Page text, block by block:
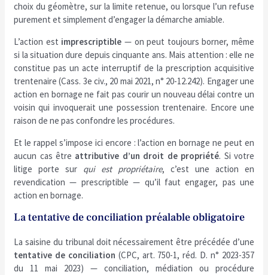
choix du géomètre, sur la limite retenue, ou lorsque l’un refuse
purement et simplement d’engager la démarche amiable.
L’action est imprescriptible — on peut toujours borner, même
si la situation dure depuis cinquante ans. Mais attention : elle ne
constitue pas un acte interruptif de la prescription acquisitive
trentenaire (Cass. 3e civ., 20 mai 2021, n° 20-12.242). Engager une
action en bornage ne fait pas courir un nouveau délai contre un
voisin qui invoquerait une possession trentenaire. Encore une
raison de ne pas confondre les procédures.
Et le rappel s’impose ici encore : l’action en bornage ne peut en
aucun cas être attributive d’un droit de propriété. Si votre
litige porte sur qui est propriétaire, c’est une action en
revendication — prescriptible — qu’il faut engager, pas une
action en bornage.
La tentative de conciliation préalable obligatoire
La saisine du tribunal doit nécessairement être précédée d’une
tentative de conciliation (CPC, art. 750-1, réd. D. n° 2023-357
du 11 mai 2023) — conciliation, médiation ou procédure